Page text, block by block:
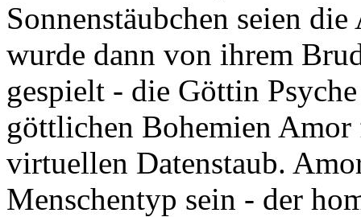
Sonnenstäubchen seien
wurde dann von ihrem
gespielt - die Göttin
göttlichen Bohemien
virtuellen Datenstaub.
Menschentyp sein - der